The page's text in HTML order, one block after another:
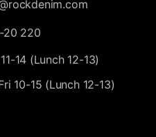
20 220
14 (Lunch 12-13)
10-15 (Lunch 12-13)